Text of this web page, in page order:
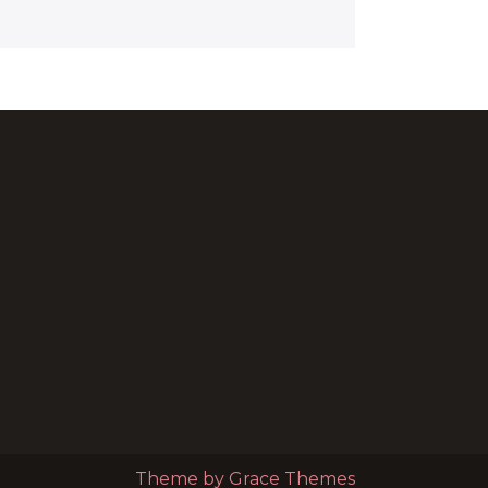
Theme by Grace Themes